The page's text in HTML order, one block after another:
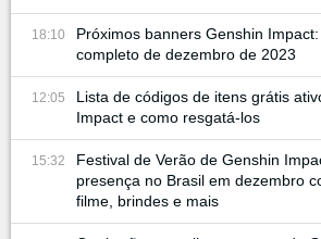
18:10
Próximos banners Genshin
completo de dezembro de 2023
12:05
Lista de códigos de itens grátis
Impact e como resgatá-los
15:32
Festival de Verão de Genshin
presença no Brasil em dezembro
filme, brindes e mais